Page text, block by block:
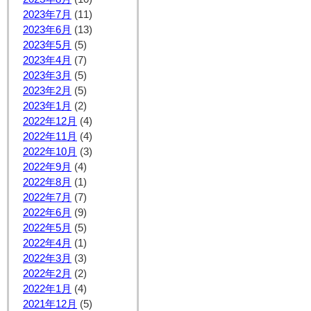
2023年7月 (11)
2023年6月 (13)
2023年5月 (5)
2023年4月 (7)
2023年3月 (5)
2023年2月 (5)
2023年1月 (2)
2022年12月 (4)
2022年11月 (4)
2022年10月 (3)
2022年9月 (4)
2022年8月 (1)
2022年7月 (7)
2022年6月 (9)
2022年5月 (5)
2022年4月 (1)
2022年3月 (3)
2022年2月 (2)
2022年1月 (4)
2021年12月 (5)